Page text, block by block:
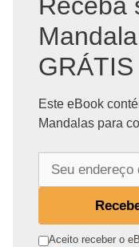
GRÁTIS
Este eBook
Mandalas para
n Aceito receber o